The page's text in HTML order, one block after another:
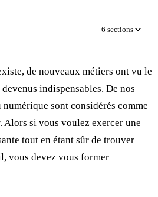
6 sections
de nouveaux métiers ont vu le
indispensables. De nos
sont considérés comme
Alors si vous voulez exercer une
tout en étant sûr de trouver
vous devez vous former